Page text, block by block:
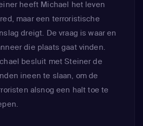
heeft Michael het leven
maar een terroristische
dreigt. De vraag is waar en
die plaats gaat vinden.
besluit met Steiner de
ineen te slaan, om de
alsnog een halt toe te